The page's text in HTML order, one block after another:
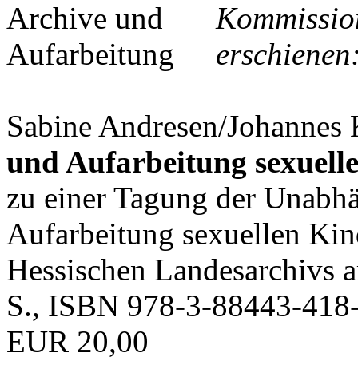
Sabine Andresen/
und Aufarbeitung
zu einer Tagung der
Aufarbeitung sexuellen
Hessischen Landesarchivs
S., ISBN 978-3-88443-
EUR 20,00